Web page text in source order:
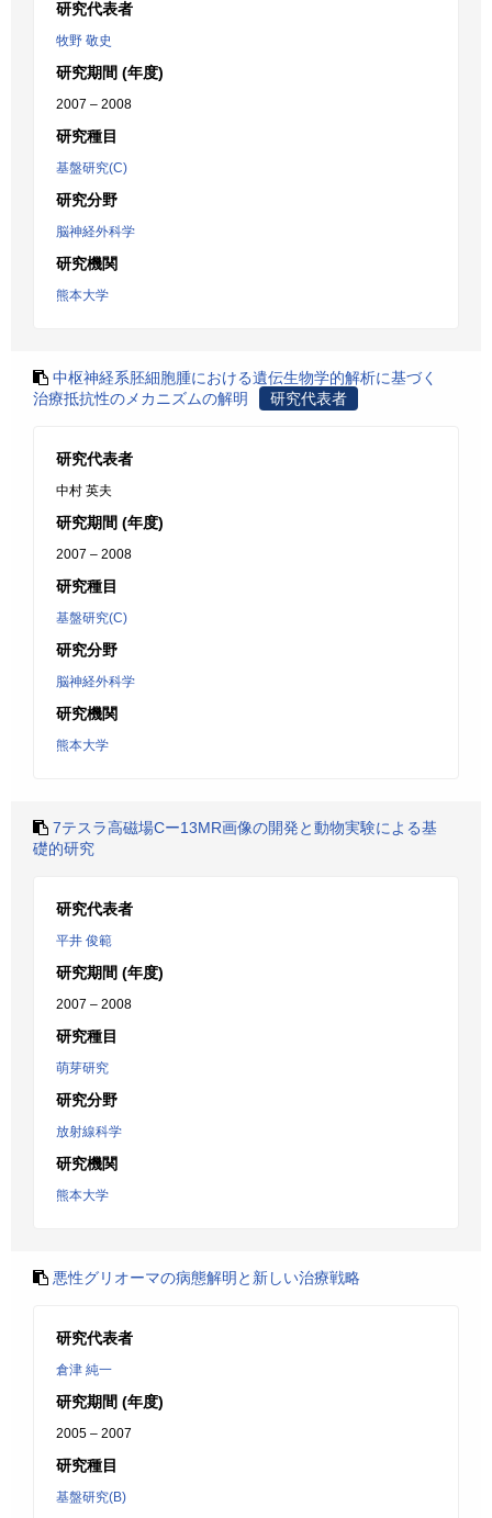
研究代表者
牧野 敬史
研究期間 (年度)
2007 – 2008
研究種目
基盤研究(C)
研究分野
脳神経外科学
研究機関
熊本大学
中枢神経系胚細胞腫における遺伝生物学的解析に基づく
治療抵抗性のメカニズムの解明
研究代表者
研究代表者
中村 英夫
研究期間 (年度)
2007 – 2008
研究種目
基盤研究(C)
研究分野
脳神経外科学
研究機関
熊本大学
7テスラ高磁場Cー13MR画像の開発と動物実験による基
礎的研究
研究代表者
平井 俊範
研究期間 (年度)
2007 – 2008
研究種目
萌芽研究
研究分野
放射線科学
研究機関
熊本大学
悪性グリオーマの病態解明と新しい治療戦略
研究代表者
倉津 純一
研究期間 (年度)
2005 – 2007
研究種目
基盤研究(B)